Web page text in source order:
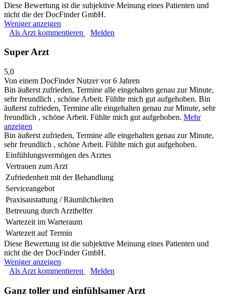
Diese Bewertung ist die subjektive Meinung eines Patienten und
nicht die der DocFinder GmbH.
Weniger anzeigen
Als Arzt kommentieren
Melden
Super Arzt
5,0
Von einem DocFinder Nutzervor 6 Jahren
Bin äußerst zufrieden, Termine alle eingehalten genau zur Minute,
sehr freundlich , schöne Arbeit. Fühlte mich gut aufgehoben. Bin
äußerst zufrieden, Termine alle eingehalten genau zur Minute, sehr
freundlich , schöne Arbeit. Fühlte mich gut aufgehoben. Mehr
anzeigen
Bin äußerst zufrieden, Termine alle eingehalten genau zur Minute,
sehr freundlich , schöne Arbeit. Fühlte mich gut aufgehoben.
Einfühlungsvermögen des Arztes
Vertrauen zum Arzt
Zufriedenheit mit der Behandlung
Serviceangebot
Praxisaustattung / Räumlichkeiten
Betreuung durch Arzthelfer
Wartezeit im Warteraum
Wartezeit auf Termin
Diese Bewertung ist die subjektive Meinung eines Patienten und
nicht die der DocFinder GmbH.
Weniger anzeigen
Als Arzt kommentieren
Melden
Ganz toller und einfühlsamer Arzt